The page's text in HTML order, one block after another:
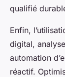
qualifié
Enfin,
digital,
automation
réactif.